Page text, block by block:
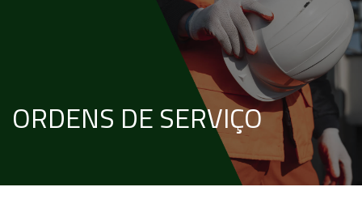
ORDENS DE SERVIÇO